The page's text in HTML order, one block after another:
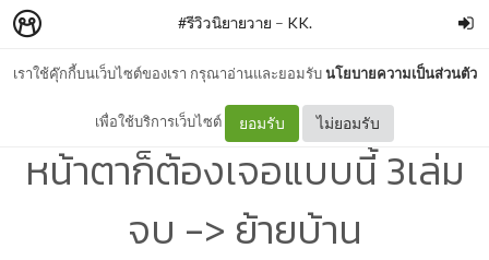
เราใช้คุ๊กกี้บนเว็บไซต์ของเรา กรุณาอ่านและยอมรับนโยบายความเป็นส่วนตัว
เพื่อใช้บริการเว็บไซต์ ยอมรับ ไม่ยอมรับ
#รีวิวนิยายวาย – KK.
รีวิว+สปอย | #ตัดสินคนจาก
หน้าตาก็ต้องเจอแบบนี้ 3เล่ม
จบ -> ย้ายบ้าน